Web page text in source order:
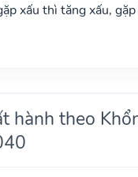
xấu thì tăng xấu,
hành theo